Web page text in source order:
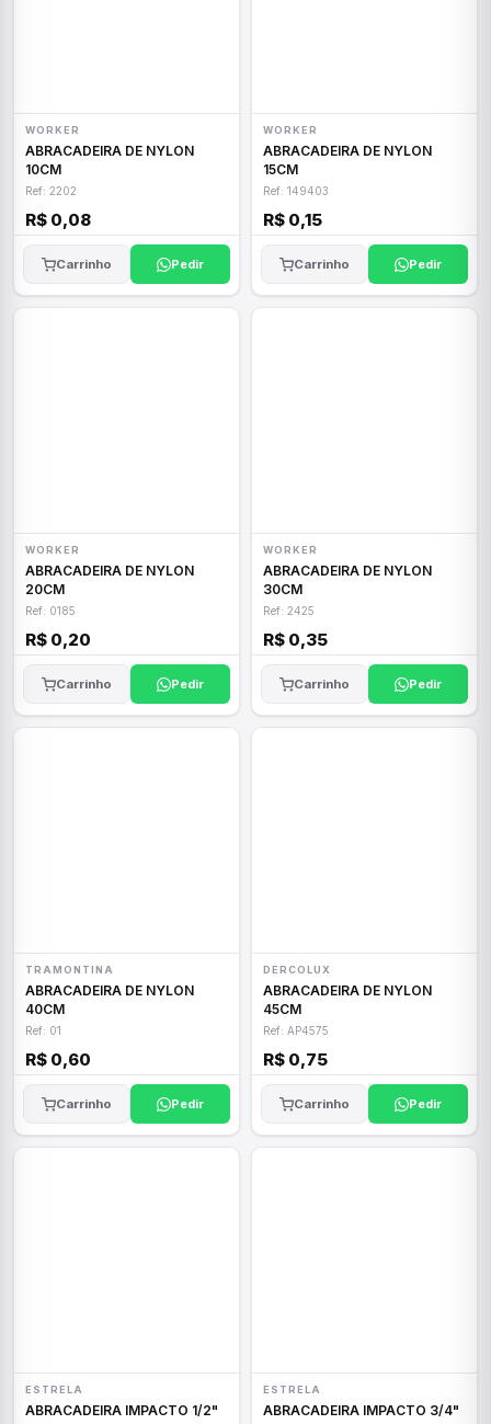
WORKER
ABRACADEIRA DE NYLON
10CM
Ref: 2202
R$ 0,08
Carrinho Pedir
WORKER
ABRACADEIRA DE NYLON
15CM
Ref: 149403
R$ 0,15
Carrinho Pedir
WORKER
ABRACADEIRA DE NYLON
20CM
Ref: 0185
R$ 0,20
Carrinho Pedir
WORKER
ABRACADEIRA DE NYLON
30CM
Ref: 2425
R$ 0,35
Carrinho Pedir
TRAMONTINA
ABRACADEIRA DE NYLON
40CM
Ref: 01
R$ 0,60
Carrinho Pedir
DERCOLUX
ABRACADEIRA DE NYLON
45CM
Ref: AP4575
R$ 0,75
Carrinho Pedir
ESTRELA
ABRACADEIRA IMPACTO 1/2"
ESTRELA
ABRACADEIRA IMPACTO 3/4"